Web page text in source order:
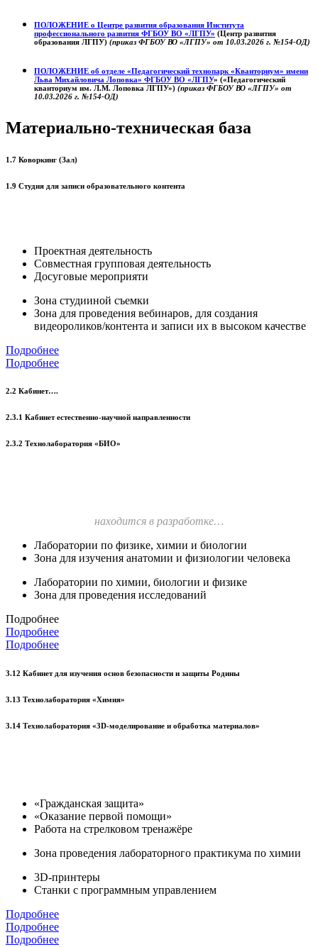
ПОЛОЖЕНИЕ о Центре развития образования Института
профессионального развития ФГБОУ ВО «ЛГПУ» (Центр развития
образования ЛГПУ) (приказ ФГБОУ ВО «ЛГПУ» от 10.03.2026 г. №154-ОД)
ПОЛОЖЕНИЕ об отделе «Педагогический технопарк «Кванториум» имени
Льва Михайловича Лоповка» ФГБОУ ВО «ЛГПУ» («Педагогический
кванториум им. Л.М. Лоповка ЛГПУ») (приказ ФГБОУ ВО «ЛГПУ» от
10.03.2026 г. №154-ОД)
Материально-техническая база
1.7 Коворкинг (Зал)
1.9 Студия для записи образовательного контента
Проектная деятельность
Совместная групповая деятельность
Досуговые мероприяти
Зона студииной съемки
Зона для проведения вебинаров, для создания
видеороликов/контента и записи их в высоком качестве
Подробнее
Подробнее
2.2 Кабинет….
2.3.1 Кабинет естественно-научной направленности
2.3.2 Технолаборатория «БИО»
находится в разработке…
Лаборатории по физике, химии и биологии
Зона для изучения анатомии и физиологии человека
Лаборатории по химии, биологии и физике
Зона для проведения исследований
Подробнее
Подробнее
Подробнее
3.12 Кабинет для изучения основ безопасности и защиты Родины
3.13 Технолаборатория «Химия»
3.14 Технолаборатория «3D-моделирование и обработка материалов»
«Гражданская защита»
«Оказание первой помощи»
Работа на стрелковом тренажёре
Зона проведения лабораторного практикума по химии
3D-принтеры
Станки с программным управлением
Подробнее
Подробнее
Подробнее